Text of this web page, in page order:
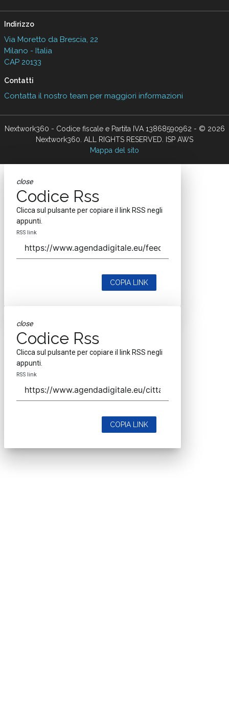
Indirizzo
Via Moretto da Brescia, 22
Milano - Italia
CAP 20133
Contatti
Contatta il nostro team per maggiori informazioni
Nextwork360 - Codice fiscale e Partita IVA 13868590962 - © 2026
Nextwork360. ALL RIGHTS RESERVED. ISP AWS
Mappa del sito
close
Codice Rss
Clicca sul pulsante per copiare il link RSS negli
appunti.
RSS link
COPIA LINK
close
Codice Rss
Clicca sul pulsante per copiare il link RSS negli
appunti.
RSS link
COPIA LINK